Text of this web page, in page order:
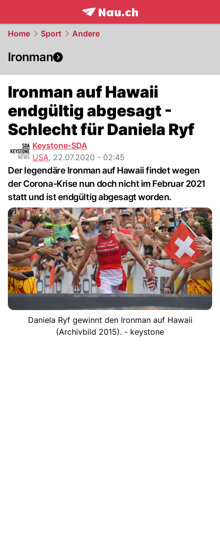
frontpage.NAU.ch
Home Sport Andere
Ironman
Ironman auf Hawaii
endgültig abgesagt -
Schlecht für Daniela Ryf
Keystone-SDA
USA, 22.07.2020 - 02:45
Der legendäre Ironman auf Hawaii findet wegen
der Corona-Krise nun doch nicht im Februar 2021
statt und ist endgültig abgesagt worden.
Daniela Ryf gewinnt den Ironman auf Hawaii
(Archivbild 2015). - keystone